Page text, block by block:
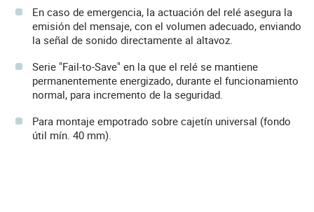
En caso de emergencia, la actuación del relé asegura la
emisión del mensaje, con el volumen adecuado, enviando
la señal de sonido directamente al altavoz.
Serie "Fail-to-Save" en la que el relé se mantiene
permanentemente energizado, durante el funcionamiento
normal, para incremento de la seguridad.
Para montaje empotrado sobre cajetín universal (fondo
útil mín. 40 mm).